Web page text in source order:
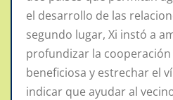
el desarrollo de las
segundo lugar, Xi instó a
profundizar la
beneficiosa y estrechar el
indicar que ayudar al